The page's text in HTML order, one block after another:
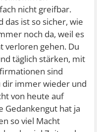
nicht greifbar.
das ist so sicher, wie
noch da, weil es
verloren gehen. Du
täglich stärken, mit
sind
dir immer wieder und
von heute auf
Gedankengut hat ja
so viel Macht